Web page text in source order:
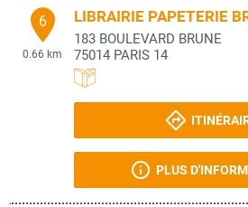
6
0.66 km
LIBRAIRIE PAPETERIE
183 BOULEVARD BRUNE
75014 PARIS 14
PLUS